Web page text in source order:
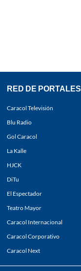
RED DE PORTALES
Caracol Televisión
Blu Radio
Gol Caracol
La Kalle
HJCK
DiTu
El Espectador
Teatro Mayor
Caracol Internacional
Caracol Corporativo
Caracol Next